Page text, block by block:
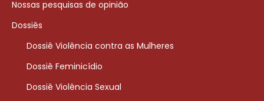
Nossas pesquisas de opinião
Dossiês
Dossiê Violência contra as Mulheres
Dossiê Feminicídio
Dossiê Violência Sexual